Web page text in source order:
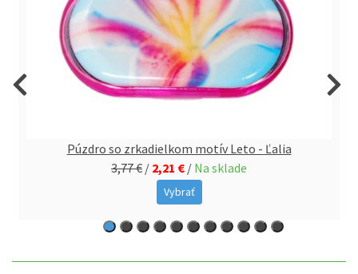
Púzdro so zrkadielkom motív Leto - Ľalia
3,77 € / 2,21 € / Na sklade
Vybrať